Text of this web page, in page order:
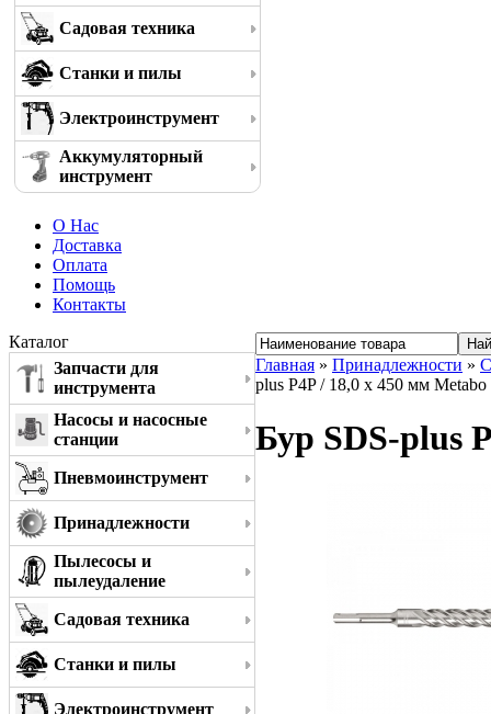
Садовая техника
Станки и пилы
Электроинструмент
Аккумуляторный
инструмент
О Нас
Доставка
Оплата
Помощь
Контакты
Каталог
Запчасти для
инструмента
Насосы и насосные
станции
Пневмоинструмент
Принадлежности
Пылесосы и
пылеудаление
Садовая техника
Станки и пилы
Электроинструмент
Главная » Принадлежности »
plus P4P / 18,0 x 450 мм Metabo
Бур SDS-plus